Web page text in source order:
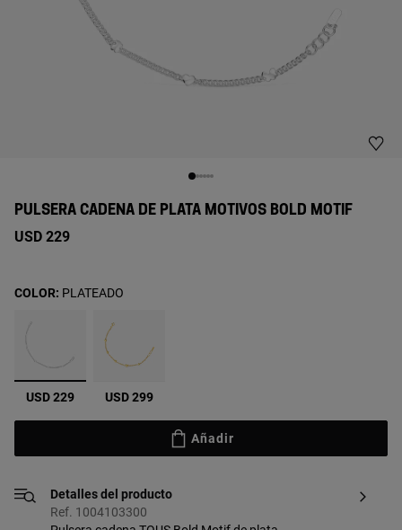
PULSERA CADENA DE PLATA MOTIVOS BOLD MOTIF
USD 229
seleccionado
USD 229 USD 299
COLOR: PLATEADO
Añadir
Detalles del producto
Ref. 1004103300